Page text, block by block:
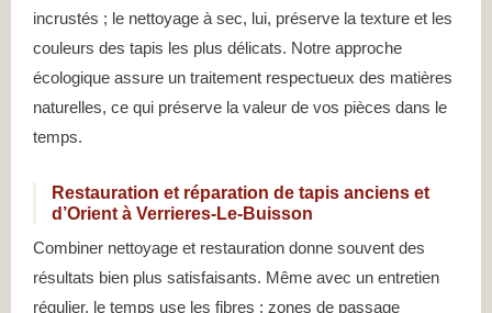
incrustés ; le nettoyage à sec, lui, préserve la texture et les
couleurs des tapis les plus délicats. Notre approche
écologique assure un traitement respectueux des matières
naturelles, ce qui préserve la valeur de vos pièces dans le
temps.
Restauration et réparation de tapis anciens et
d’Orient à Verrieres-Le-Buisson
Combiner nettoyage et restauration donne souvent des
résultats bien plus satisfaisants. Même avec un entretien
régulier, le temps use les fibres : zones de passage